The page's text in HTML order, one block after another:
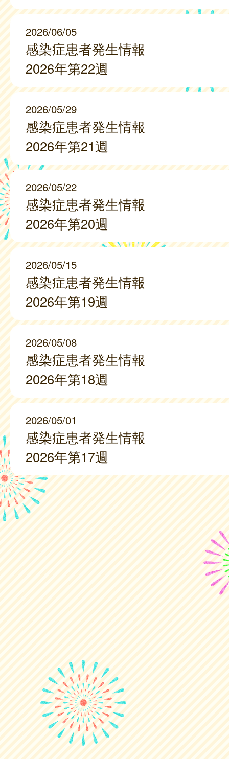
2026/06/05
感染症患者発生情報
2026年第22週
2026/05/29
感染症患者発生情報
2026年第21週
2026/05/22
感染症患者発生情報
2026年第20週
2026/05/15
感染症患者発生情報
2026年第19週
2026/05/08
感染症患者発生情報
2026年第18週
2026/05/01
感染症患者発生情報
2026年第17週